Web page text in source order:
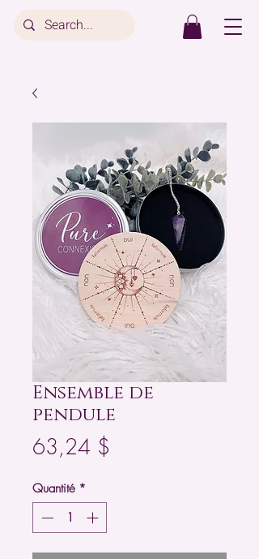
Ensemble de
pendule
63,24 $
Quantité *